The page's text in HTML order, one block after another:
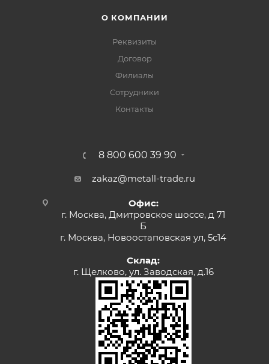
О КОМПАНИИ
Реквизиты
Договор
Филиалы
Сотрудники
Контакты
8 800 600 39 90
zakaz@metall-trade.ru
Офис:
г. Москва, Дмитровское шоссе, д 71
Б
г. Москва, Новоостаповская ул, 5с14
Склад:
г. Щелково, ул. Заводская, д.16